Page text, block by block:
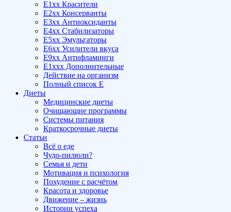
E1xx Красители
E2xx Консерванты
E3xx Антиоксиданты
E4xx Стабилизаторы
E5xx Эмульгаторы
E6xx Усилители вкуса
E9xx Антифламинги
E1xxx Дополнительные
Действие на организм
Полный список E
Диеты
Медицинские диеты
Очищающие программы
Системы питания
Краткосрочные диеты
Статьи
Всё о еде
Чудо-пилюли?
Семья и дети
Мотивация и психология
Похудение с расчётом
Красота и здоровье
Движение – жизнь
Истории успеха